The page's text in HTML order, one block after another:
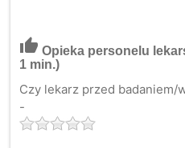
thumb_up Opieka personelu
1 min.)
Czy lekarz przed badaniem/
-